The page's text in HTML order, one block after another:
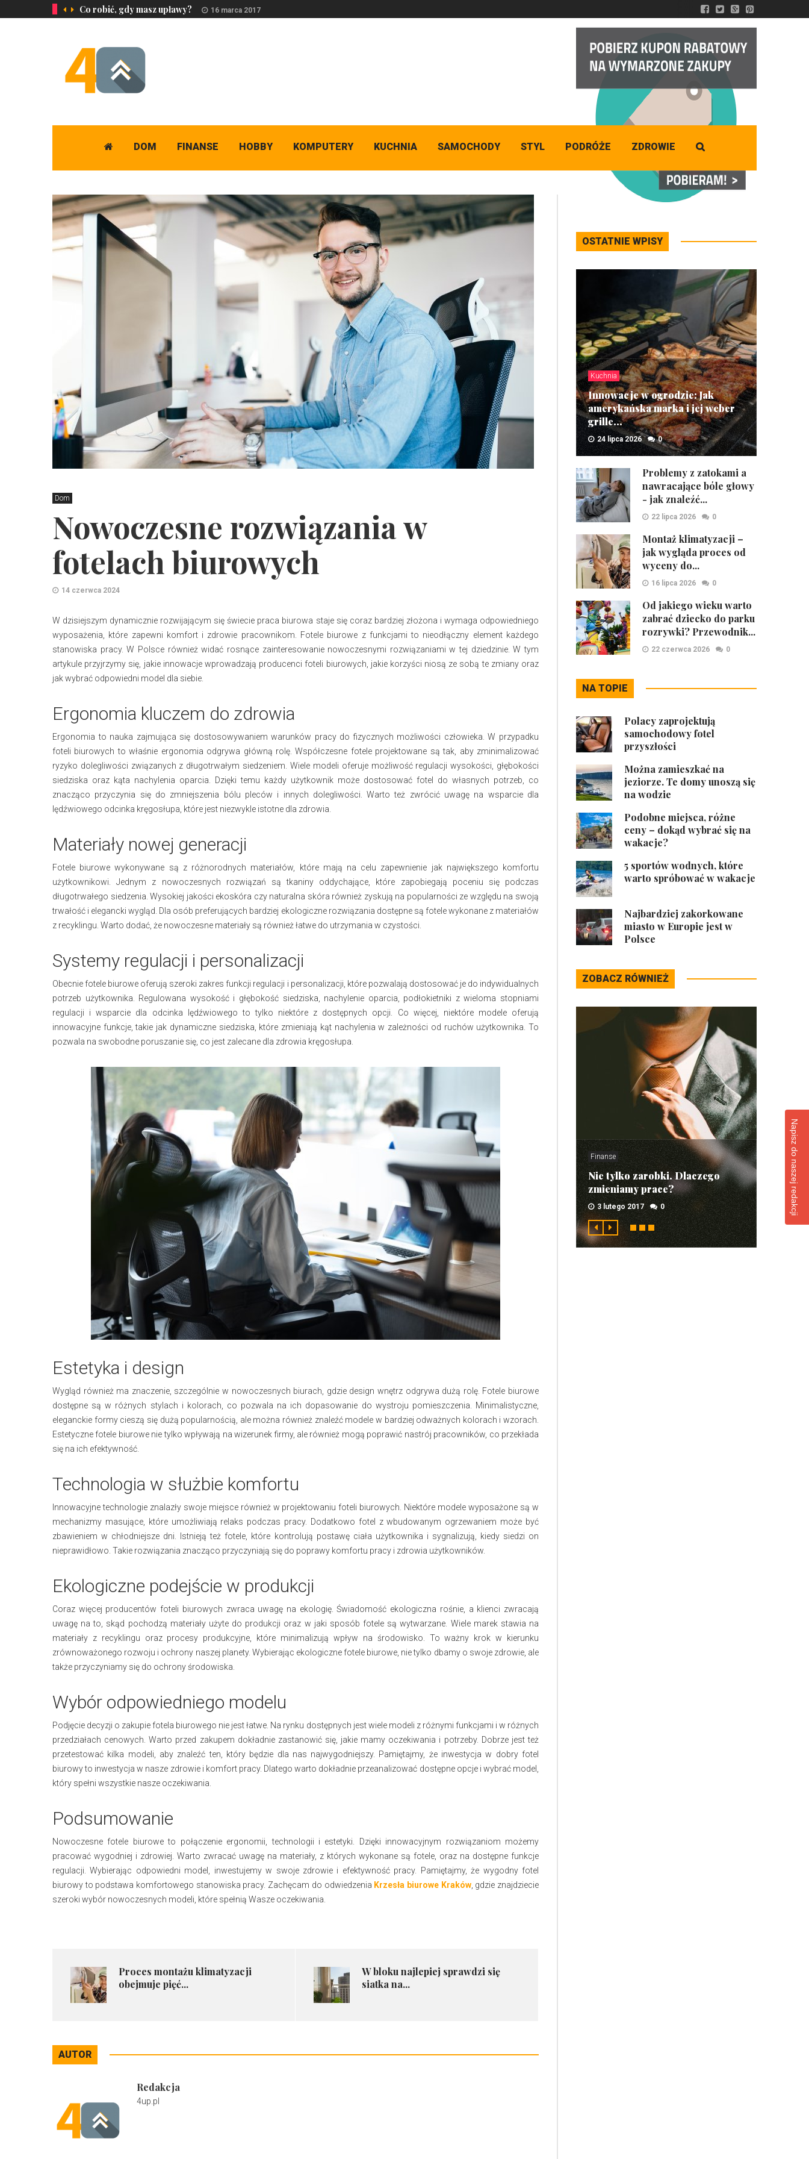
Co robić, gdy masz upławy? 16 marca 2017
DZISIAJ
DOM FINANSE HOBBY KOMPUTERY KUCHNIA SAMOCHODY STYL PODRÓŻE ZDROWIE
Dom
Nowoczesne rozwiązania w
fotelach biurowych
14 czerwca 2024
W dzisiejszym dynamicznie rozwijającym się świecie praca biurowa staje się coraz bardziej złożona i wymaga odpowiedniego
wyposażenia, które zapewni komfort i zdrowie pracownikom. Fotele biurowe z funkcjami to nieodłączny element każdego
stanowiska pracy. W Polsce również widać rosnące zainteresowanie nowoczesnymi rozwiązaniami w tej dziedzinie. W tym
artykule przyjrzymy się, jakie innowacje wprowadzają producenci foteli biurowych, jakie korzyści niosą ze sobą te zmiany oraz
jak wybrać odpowiedni model dla siebie.
Ergonomia kluczem do zdrowia
Ergonomia to nauka zajmująca się dostosowywaniem warunków pracy do fizycznych możliwości człowieka. W przypadku
foteli biurowych to właśnie ergonomia odgrywa główną rolę. Współczesne fotele projektowane są tak, aby zminimalizować
ryzyko dolegliwości związanych z długotrwałym siedzeniem. Wiele modeli oferuje możliwość regulacji wysokości, głębokości
siedziska oraz kąta nachylenia oparcia. Dzięki temu każdy użytkownik może dostosować fotel do własnych potrzeb, co
znacząco przyczynia się do zmniejszenia bólu pleców i innych dolegliwości. Warto też zwrócić uwagę na wsparcie dla
lędźwiowego odcinka kręgosłupa, które jest niezwykle istotne dla zdrowia.
Materiały nowej generacji
Fotele biurowe wykonywane są z różnorodnych materiałów, które mają na celu zapewnienie jak największego komfortu
użytkownikowi. Jednym z nowoczesnych rozwiązań są tkaniny oddychające, które zapobiegają poceniu się podczas
długotrwałego siedzenia. Wysokiej jakości ekoskóra czy naturalna skóra również zyskują na popularności ze względu na swoją
trwałość i elegancki wygląd. Dla osób preferujących bardziej ekologiczne rozwiązania dostępne są fotele wykonane z materiałów
z recyklingu. Warto dodać, że nowoczesne materiały są również łatwe do utrzymania w czystości.
Systemy regulacji i personalizacji
Obecnie fotele biurowe oferują szeroki zakres funkcji regulacji i personalizacji, które pozwalają dostosować je do indywidualnych
potrzeb użytkownika. Regulowana wysokość i głębokość siedziska, nachylenie oparcia, podłokietniki z wieloma stopniami
regulacji i wsparcie dla odcinka lędźwiowego to tylko niektóre z dostępnych opcji. Co więcej, niektóre modele oferują
innowacyjne funkcje, takie jak dynamiczne siedziska, które zmieniają kąt nachylenia w zależności od ruchów użytkownika. To
pozwala na swobodne poruszanie się, co jest zalecane dla zdrowia kręgosłupa.
Estetyka i design
Wygląd również ma znaczenie, szczególnie w nowoczesnych biurach, gdzie design wnętrz odgrywa dużą rolę. Fotele biurowe
dostępne są w różnych stylach i kolorach, co pozwala na ich dopasowanie do wystroju pomieszczenia. Minimalistyczne,
eleganckie formy cieszą się dużą popularnością, ale można również znaleźć modele w bardziej odważnych kolorach i wzorach.
Estetyczne fotele biurowe nie tylko wpływają na wizerunek firmy, ale również mogą poprawić nastrój pracowników, co przekłada
się na ich efektywność.
Technologia w służbie komfortu
Innowacyjne technologie znalazły swoje miejsce również w projektowaniu foteli biurowych. Niektóre modele wyposażone są w
mechanizmy masujące, które umożliwiają relaks podczas pracy. Dodatkowo fotel z wbudowanym ogrzewaniem może być
zbawieniem w chłodniejsze dni. Istnieją też fotele, które kontrolują postawę ciała użytkownika i sygnalizują, kiedy siedzi on
nieprawidłowo. Takie rozwiązania znacząco przyczyniają się do poprawy komfortu pracy i zdrowia użytkowników.
Ekologiczne podejście w produkcji
Coraz więcej producentów foteli biurowych zwraca uwagę na ekologię. Świadomość ekologiczna rośnie, a klienci zwracają
uwagę na to, skąd pochodzą materiały użyte do produkcji oraz w jaki sposób fotele są wytwarzane. Wiele marek stawia na
materiały z recyklingu oraz procesy produkcyjne, które minimalizują wpływ na środowisko. To ważny krok w kierunku
zrównoważonego rozwoju i ochrony naszej planety. Wybierając ekologiczne fotele biurowe, nie tylko dbamy o swoje zdrowie, ale
także przyczyniamy się do ochrony środowiska.
Wybór odpowiedniego modelu
Podjęcie decyzji o zakupie fotela biurowego nie jest łatwe. Na rynku dostępnych jest wiele modeli z różnymi funkcjami i w różnych
przedziałach cenowych. Warto przed zakupem dokładnie zastanowić się, jakie mamy oczekiwania i potrzeby. Dobrze jest też
przetestować kilka modeli, aby znaleźć ten, który będzie dla nas najwygodniejszy. Pamiętajmy, że inwestycja w dobry fotel
biurowy to inwestycja w nasze zdrowie i komfort pracy. Dlatego warto dokładnie przeanalizować dostępne opcje i wybrać model,
który spełni wszystkie nasze oczekiwania.
Podsumowanie
Nowoczesne fotele biurowe to połączenie ergonomii, technologii i estetyki. Dzięki innowacyjnym rozwiązaniom możemy
pracować wygodniej i zdrowiej. Warto zwracać uwagę na materiały, z których wykonane są fotele, oraz na dostępne funkcje
regulacji. Wybierając odpowiedni model, inwestujemy w swoje zdrowie i efektywność pracy. Pamiętajmy, że wygodny fotel
biurowy to podstawa komfortowego stanowiska pracy. Zachęcam do odwiedzenia Krzesła biurowe Kraków, gdzie znajdziecie
szeroki wybór nowoczesnych modeli, które spełnią Wasze oczekiwania.
​Proces montażu klimatyzacji
obejmuje pięć...
​W bloku najlepiej sprawdzi się
siatka na...
AUTOR
Redakcja
4up.pl
OSTATNIE WPISY
Kuchnia
Innowacje w ogrodzie: Jak
amerykańska marka i jej weber
grille...
24 lipca 2026 0
Problemy z zatokami a
nawracające bóle głowy
- jak znaleźć...
22 lipca 2026 0
Montaż klimatyzacji –
jak wygląda proces od
wyceny do...
16 lipca 2026 0
Od jakiego wieku warto
zabrać dziecko do parku
rozrywki? Przewodnik...
22 czerwca 2026 0
NA TOPIE
Polacy zaprojektują
samochodowy fotel
przyszłości
Można zamieszkać na
jeziorze. Te domy unoszą się
na wodzie
Podobne miejsca, różne
ceny – dokąd wybrać się na
wakacje?
5 sportów wodnych, które
warto spróbować w wakacje
Najbardziej zakorkowane
miasto w Europie jest w
Polsce
ZOBACZ RÓWNIEŻ
Finanse
Nie tylko zarobki. Dlaczego
zmieniamy prace?
3 lutego 2017 0 Napisz do naszej redakcji